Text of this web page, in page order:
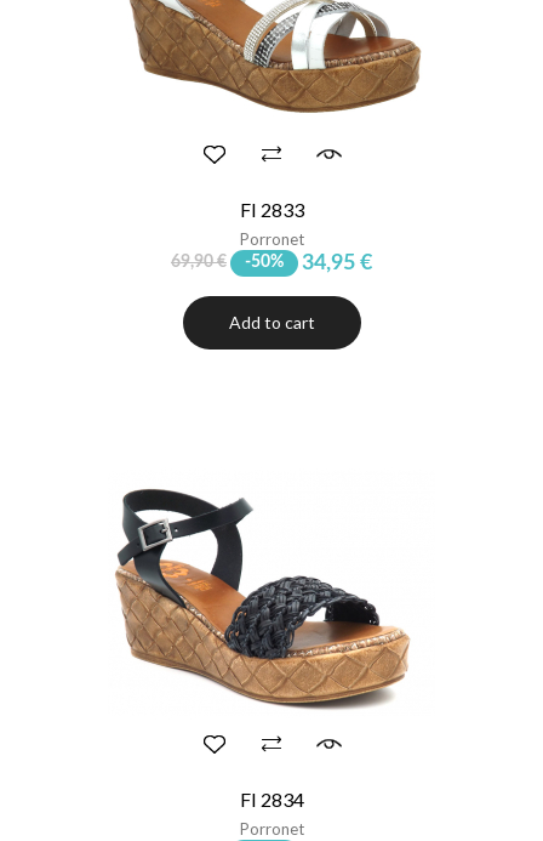
FI 2833
Porronet
69,90 € -50% 34,95 €
Add to cart
FI 2834
Porronet